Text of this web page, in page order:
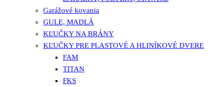
Garážové kovania
GULE, MADLÁ
KĽUČKY NA BRÁNY
KĽUČKY PRE PLASTOVÉ A HLINÍKOVÉ DVERE
FAM
TITAN
FKS